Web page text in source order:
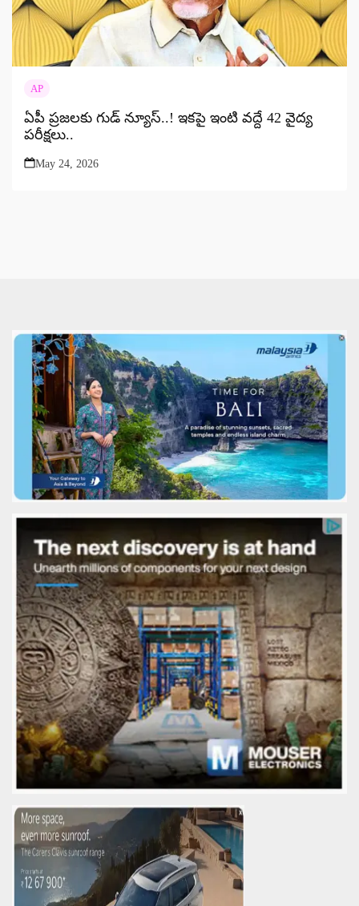
AP
ఏపీ ప్రజలకు గుడ్ న్యూస్..! ఇకపై ఇంటి వద్దే 42 వైద్య
పరీక్షలు..
May 24, 2026